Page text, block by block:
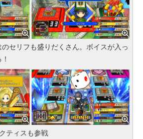
セリフも盛りだくさん。ボイスが入っ
ティスも参戦